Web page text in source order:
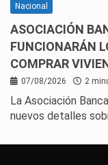
Nacional
ASOCIACIÓN
FUNCIONARÁN
COMPRAR
07/08/2026 2
La Asociación
nuevos detalles